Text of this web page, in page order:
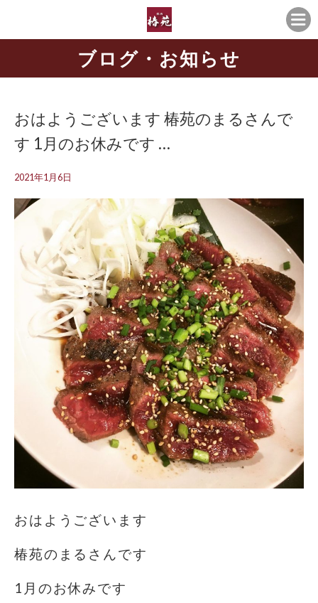
ブログ・お知らせ
おはようございます️ 椿苑のまるさんで
す 1月のお休みです …
2021年1月6日
おはようございます️
椿苑のまるさんです
1月のお休みです